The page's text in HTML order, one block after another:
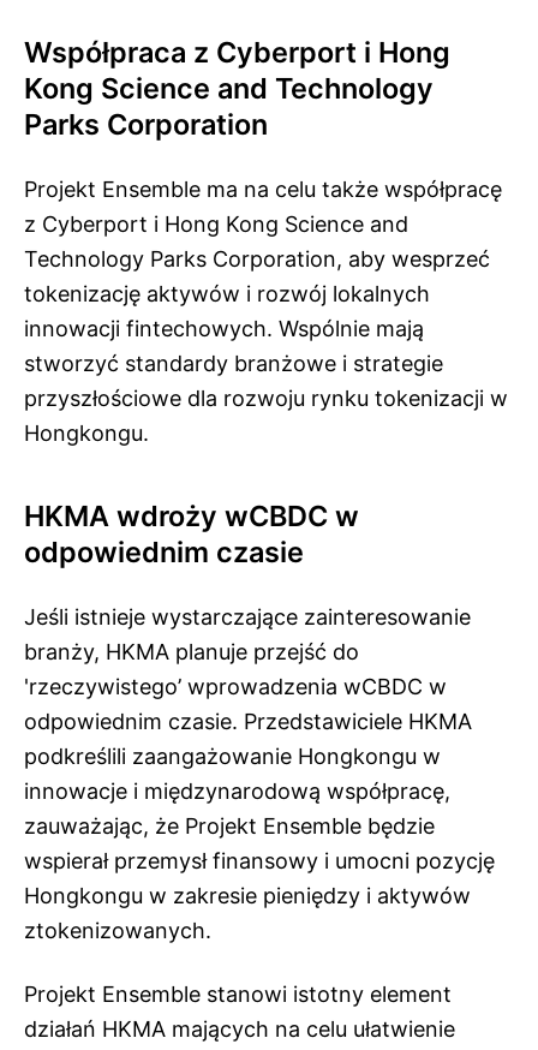
Współpraca z Cyberport i Hong
Kong Science and Technology
Parks Corporation
Projekt Ensemble ma na celu także współpracę
z Cyberport i Hong Kong Science and
Technology Parks Corporation, aby wesprzeć
tokenizację aktywów i rozwój lokalnych
innowacji fintechowych. Wspólnie mają
stworzyć standardy branżowe i strategie
przyszłościowe dla rozwoju rynku tokenizacji w
Hongkongu.
HKMA wdroży wCBDC w
odpowiednim czasie
Jeśli istnieje wystarczające zainteresowanie
branży, HKMA planuje przejść do
'rzeczywistego’ wprowadzenia wCBDC w
odpowiednim czasie. Przedstawiciele HKMA
podkreślili zaangażowanie Hongkongu w
innowacje i międzynarodową współpracę,
zauważając, że Projekt Ensemble będzie
wspierał przemysł finansowy i umocni pozycję
Hongkongu w zakresie pieniędzy i aktywów
ztokenizowanych.
Projekt Ensemble stanowi istotny element
działań HKMA mających na celu ułatwienie